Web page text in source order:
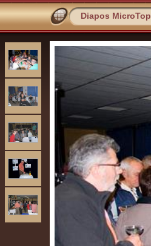
Diapos MicroTop